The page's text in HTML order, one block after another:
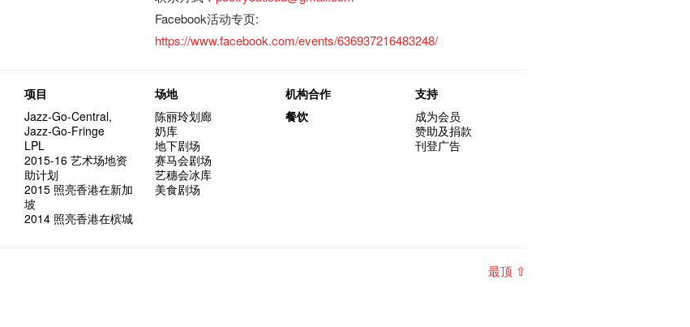
Facebook活动专页:
https://www.facebook.com/events/636937216483248/
项目
Jazz-Go-Central,
Jazz-Go-Fringe
LPL
2015-16 艺术场地资
助计划
2015 照亮香港在新加
坡
2014 照亮香港在槟城
场地
陈丽玲划廊
奶库
地下剧场
赛马会剧场
艺穗会冰库
美食剧场
机构合作
餐饮
支持
成为会员
赞助及捐款
刊登广告
最顶 ⇧